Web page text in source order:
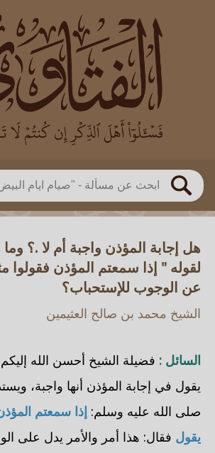
بحث
العالم
بن باز
بن العثيمين
اللجنة الدائمة
هل إجابة المؤذن واجبة أم لا .؟
لقوله " إذا سمعتم المؤذن فقولوا
عن الوجوب للإستحباب؟
الشيخ محمد بن صالح العثيمين
السائل : فضيلة الشيخ أحسن الله
يقول في إجابة المؤذن أنها واجبة،
صلى الله عليه وسلم: إذا سمعتم
يقول فقال: هذا أمر والأمر يدل على